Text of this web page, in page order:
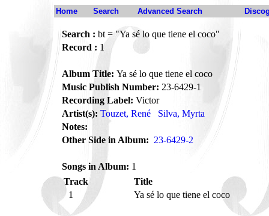
Home Search Advanced Search
Search : bt = "Ya sé lo que tiene el coco"
Record : 1
Album Title: Ya sé lo que tiene el coco
Music Publish Number: 23-6429-1
Recording Label: Victor
Artist(s): Touzet, René
Silva, Myrta
Notes:
Other Side in Album: 23-6429-2
Songs in Album: 1
Track
Title
1
Ya sé lo que tiene el coco